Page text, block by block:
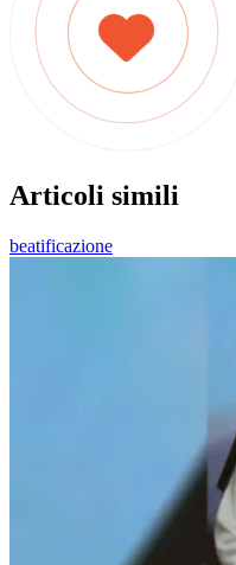
Articoli simili
beatificazione